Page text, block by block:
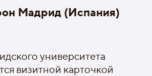
Мадрид (Испания)
университета
визитной карточкой